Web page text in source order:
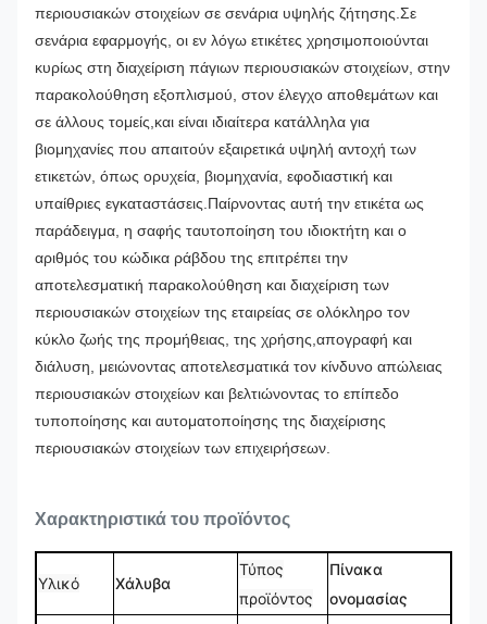
περιουσιακών στοιχείων σε σενάρια υψηλής ζήτησης. Σε
σενάρια εφαρμογής, οι εν λόγω ετικέτες χρησιμοποιούνται
κυρίως στη διαχείριση πάγιων περιουσιακών στοιχείων, στην
παρακολούθηση εξοπλισμού, στον έλεγχο αποθεμάτων και
σε άλλους τομείς,και είναι ιδιαίτερα κατάλληλα για
βιομηχανίες που απαιτούν εξαιρετικά υψηλή αντοχή των
ετικετών, όπως ορυχεία, βιομηχανία, εφοδιαστική και
υπαίθριες εγκαταστάσεις. Παίρνοντας αυτή την ετικέτα ως
παράδειγμα, η σαφής ταυτοποίηση του ιδιοκτήτη και ο
αριθμός του κώδικα ράβδου της επιτρέπει την
αποτελεσματική παρακολούθηση και διαχείριση των
περιουσιακών στοιχείων της εταιρείας σε ολόκληρο τον
κύκλο ζωής της προμήθειας, της χρήσης,απογραφή και
διάλυση, μειώνοντας αποτελεσματικά τον κίνδυνο απώλειας
περιουσιακών στοιχείων και βελτιώνοντας το επίπεδο
τυποποίησης και αυτοματοποίησης της διαχείρισης
περιουσιακών στοιχείων των επιχειρήσεων.
Χαρακτηριστικά του προϊόντος
Υλικό Χάλυβα
Τύπος
προϊόντος
Πίνακα
ονομασίας